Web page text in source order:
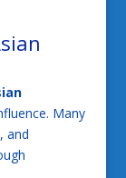
Many
and